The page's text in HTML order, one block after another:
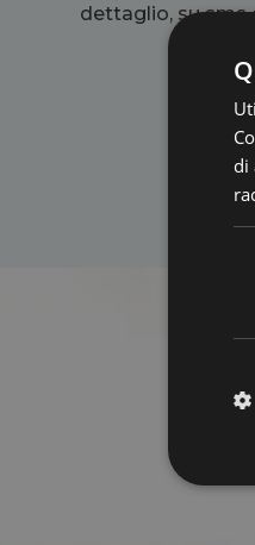
dettaglio, su sms
di